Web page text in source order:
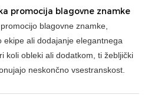
promocija blagovne znamke
blagovne znamke,
ekipe ali dodajanje elegantnega
koli obleki ali dodatkom, ti žebljički
neskončno vsestranskost.